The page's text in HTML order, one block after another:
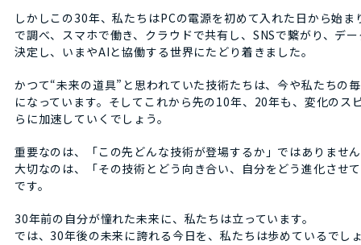
しかしこの30年、私たちはPCの電源を初めて入れた日から始ま
で調べ、スマホで働き、クラウドで共有し、SNSで繋がり、デ
決定し、いまやAIと協働する世界にたどり着きました。
かつて“未来の道具”と思われていた技術たちは、今や私たちの
になっています。そしてこれから先の10年、20年も、変化のス
らに加速していくでしょう。
重要なのは、「この先どんな技術が登場するか」ではありませ
大切なのは、「その技術とどう向き合い、自分をどう進化させ
です。
30年前の自分が憧れた未来に、私たちは立っています。
では、30年後の未来に誇れる今日を、私たちは歩めているでし